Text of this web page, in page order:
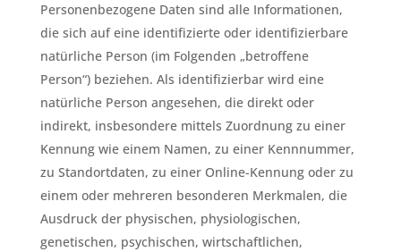
Personenbezogene Daten sind alle Informationen,
die sich auf eine identifizierte oder identifizierbare
natürliche Person (im Folgenden „betroffene
Person“) beziehen. Als identifizierbar wird eine
natürliche Person angesehen, die direkt oder
indirekt, insbesondere mittels Zuordnung zu einer
Kennung wie einem Namen, zu einer Kennnummer,
zu Standortdaten, zu einer Online-Kennung oder zu
einem oder mehreren besonderen Merkmalen, die
Ausdruck der physischen, physiologischen,
genetischen, psychischen, wirtschaftlichen,